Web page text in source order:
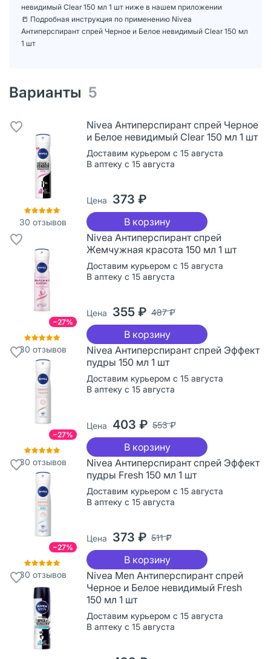
невидимый Clear 150 мл 1 шт ниже в нашем приложении
📒 Подробная инструкция по применению Nivea
Антиперспирант спрей Черное и Белое невидимый Clear 150 мл
1 шт
Варианты 5
30 отзывов
Nivea Антиперспирант спрей Черное
и Белое невидимый Clear 150 мл 1 шт
Доставим курьером с 15 августа
В аптеку с 15 августа
Цена 373 ₽
В корзину
−27%
30 отзывов
Nivea Антиперспирант спрей
Жемчужная красота 150 мл 1 шт
Доставим курьером с 15 августа
В аптеку с 15 августа
Цена 355 ₽ 487 ₽
В корзину
−27%
30 отзывов
Nivea Антиперспирант спрей Эффект
пудры 150 мл 1 шт
Доставим курьером с 15 августа
В аптеку с 15 августа
Цена 403 ₽ 553 ₽
В корзину
−27%
30 отзывов
Nivea Антиперспирант спрей Эффект
пудры Fresh 150 мл 1 шт
Доставим курьером с 15 августа
В аптеку с 15 августа
Цена 373 ₽ 511 ₽
В корзину
Nivea Men Антиперспирант спрей
Черное и Белое невидимый Fresh
150 мл 1 шт
Доставим курьером с 15 августа
В аптеку с 15 августа